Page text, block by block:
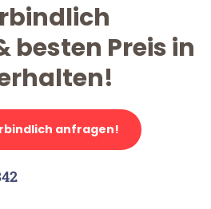
besten Preis in
anfragen!